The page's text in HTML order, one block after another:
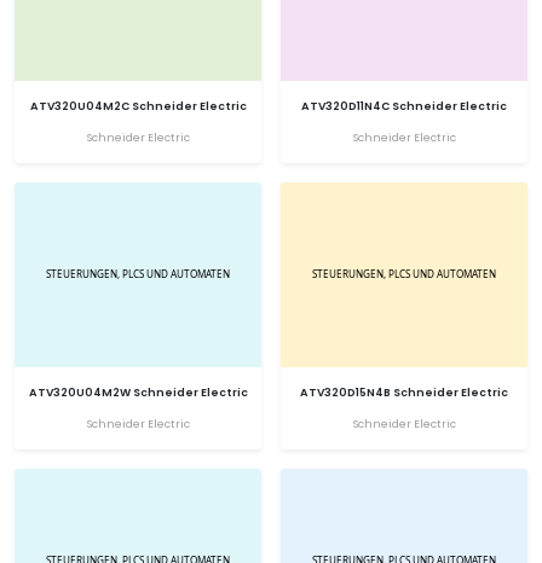
ATV320U04M2C Schneider Electric
Schneider Electric
ATV320D11N4C Schneider Electric
Schneider Electric
ATV320U04M2W Schneider Electric
Schneider Electric
ATV320D15N4B Schneider Electric
Schneider Electric